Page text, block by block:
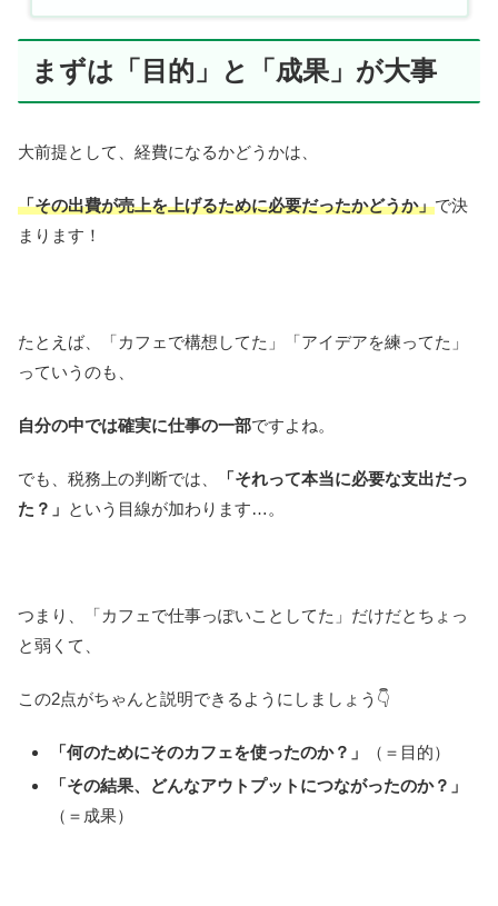
まずは「目的」と「成果」が大事
大前提として、経費になるかどうかは、
「その出費が売上を上げるために必要だったかどうか」で決
まります！
たとえば、「カフェで構想してた」「アイデアを練ってた」
っていうのも、
自分の中では確実に仕事の一部ですよね。
でも、税務上の判断では、
「それって本当に必要な支出だっ
た？」 という目線が加わります…。
つまり、「カフェで仕事っぽいことしてた」だけだとちょっ
と弱くて、
この2点がちゃんと説明できるようにしましょう👇
「何のためにそのカフェを使ったのか？」
（＝目的）
「その結果、どんなアウトプットにつながったのか？」
（＝成果）